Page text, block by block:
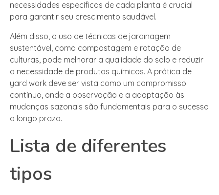
necessidades específicas de cada planta é crucial
para garantir seu crescimento saudável.
Além disso, o uso de técnicas de jardinagem
sustentável, como compostagem e rotação de
culturas, pode melhorar a qualidade do solo e reduzir
a necessidade de produtos químicos. A prática de
yard work deve ser vista como um compromisso
contínuo, onde a observação e a adaptação às
mudanças sazonais são fundamentais para o sucesso
a longo prazo.
Lista de diferentes
tipos